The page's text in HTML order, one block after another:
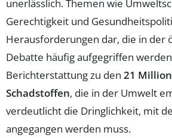
unerlässlich. Themen wie
Gerechtigkeit und
Herausforderungen dar, die in der
Debatte häufig aufgegriffen
Berichterstattung zu den 21
Schadstoffen, die in der Umwelt
verdeutlicht die Dringlichkeit, mit
angegangen werden muss.